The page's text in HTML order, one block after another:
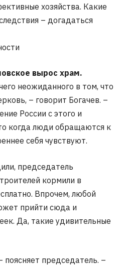
хозяйства. Какие
– догадаться
вырос храм.
неожиданного в том, что
– говорит Богачев. –
России с этого и
когда люди обращаются к
себя чувствуют.
председатель
кормили в
Впрочем, любой
прийти сюда и
Да, такие удивительные
поясняет председатель. –